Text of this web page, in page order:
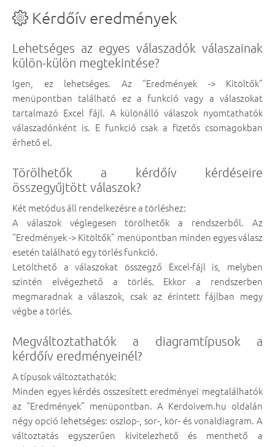
Kérdőív eredmények
Lehetséges az egyes válaszadók válaszainak
külön-külön megtekintése?
Igen, ez lehetséges. Az “Eredmények -> Kitöltők”
menüpontban található ez a funkció vagy a válaszokat
tartalmazó Excel fájl. A különálló válaszok nyomtathatók
válaszadónként is. E funkció csak a fizetős csomagokban
érhető el.
Törölhetők a kérdőív kérdéseire
összegyűjtött válaszok?
Két metódus áll rendelkezésre a törléshez:
A válaszok véglegesen törölhetők a rendszerből. Az
“Eredmények -> Kitöltők” menüpontban minden egyes válasz
esetén található egy törlés funkció.
Letölthető a válaszokat összegző Excel-fájl is, melyben
szintén elvégezhető a törlés. Ekkor a rendszerben
megmaradnak a válaszok, csak az érintett fájlban megy
végbe a törlés.
Megváltoztathatók a diagramtípusok a
kérdőív eredményeinél?
A típusok változtathatók:
Minden egyes kérdés összesített eredményei megtalálhatók
az “Eredmények” menüpontban. A Kerdoivem.hu oldalán
négy opció lehetséges: oszlop-, sor-, kör- és vonaldiagram. A
változtatás egyszerűen kivitelezhető és menthető a